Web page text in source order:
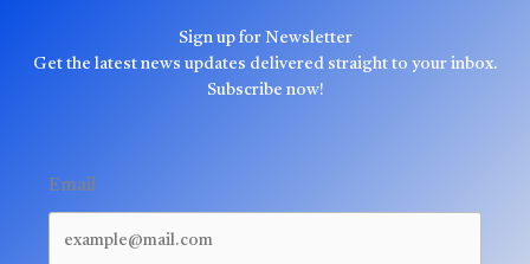
Sign up for Newsletter
Get the latest news updates delivered straight to your inbox.
Subscribe now!
Email